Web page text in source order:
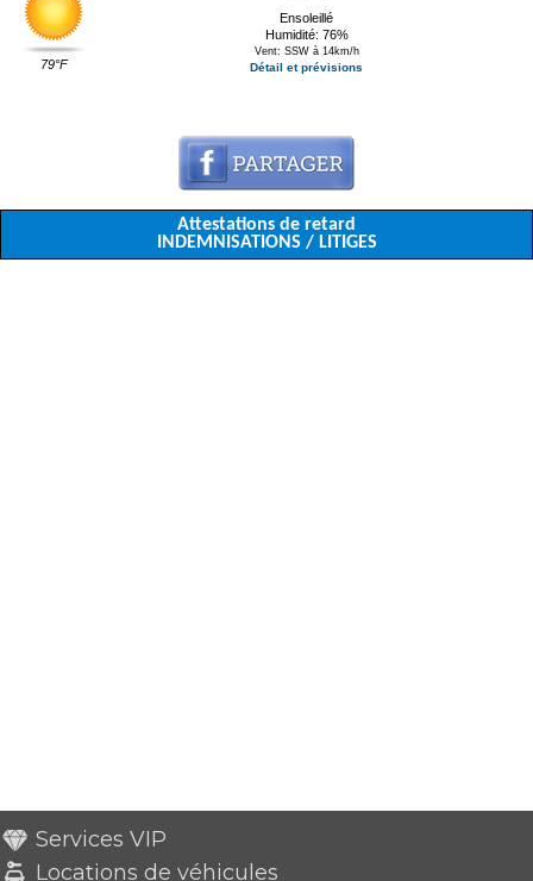
79°F
Ensoleillé
Humidité: 76%
Vent: SSW à 14km/h
Détail et prévisions
Attestations de retard
INDEMNISATIONS / LITIGES
Services VIP
Locations de véhicules